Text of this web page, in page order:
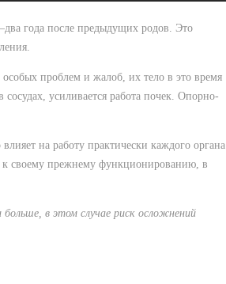
года после предыдущих родов. Это
проблем и жалоб, их тело в это время
усиливается работа почек. Опорно-
на работу практически каждого органа.
к своему прежнему функционированию, в
в этом случае риск осложнений